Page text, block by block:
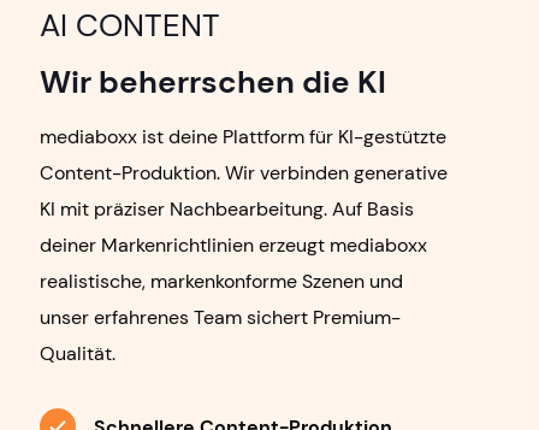
AI CONTENT
Wir beherrschen die KI
mediaboxx ist deine Plattform für KI-gestützte
Content-Produktion. Wir verbinden generative
KI mit präziser Nachbearbeitung. Auf Basis
deiner Markenrichtlinien erzeugt mediaboxx
realistische, markenkonforme Szenen und
unser erfahrenes Team sichert Premium-
Qualität.